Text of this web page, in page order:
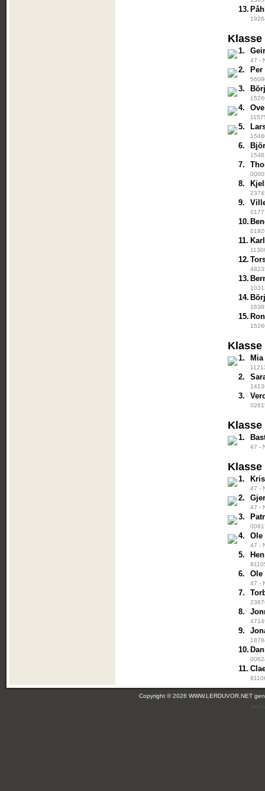
13.
Klasse
1.
47 -
2.
3.
4.
5.
6.
7.
8.
9.
10.
11.
12.
13.
14.
15.
Klasse
1.
2.
3.
1.
47 -
Klasse
1.
47 -
2.
47 -
3.
4. Ole
47 -
5.
6. Ole
47 -
7.
8.
9.
10.
11.
Copyright © 2026 WWW.LERDUVOR.NET